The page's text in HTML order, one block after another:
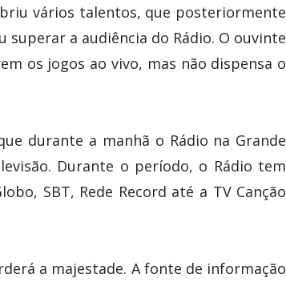
vários talentos, que posteriormente
superar a audiência do Rádio. O ouvinte
os jogos ao vivo, mas não dispensa o
durante a manhã o Rádio na Grande
Durante o período, o Rádio tem
SBT, Rede Record até a TV Canção
a majestade. A fonte de informação